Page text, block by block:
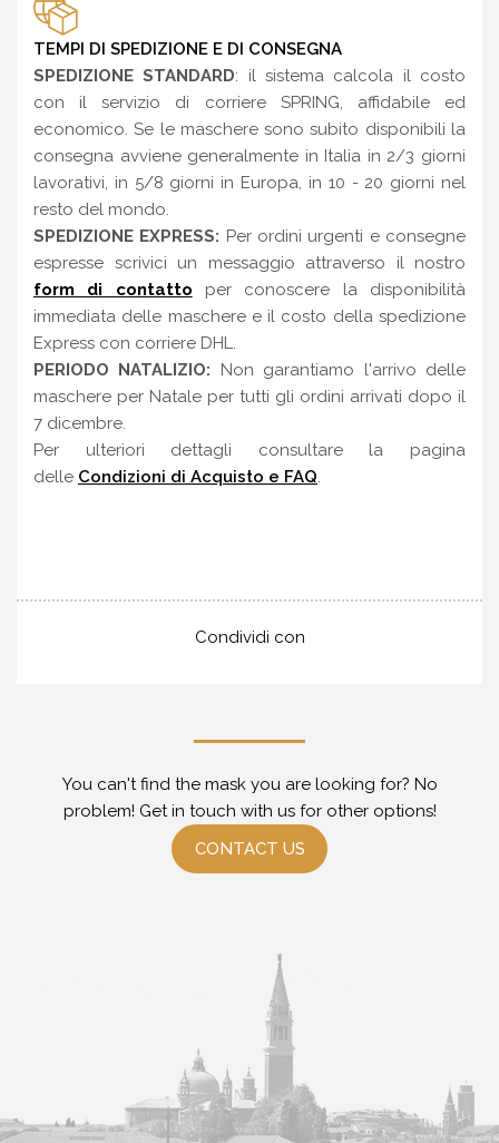
TEMPI DI SPEDIZIONE E DI CONSEGNA
SPEDIZIONE STANDARD: il sistema calcola il costo
con il servizio di corriere SPRING, affidabile ed
economico. Se le maschere sono subito disponibili la
consegna avviene generalmente in Italia in 2/3 giorni
lavorativi, in 5/8 giorni in Europa, in 10 - 20 giorni nel
resto del mondo.
SPEDIZIONE EXPRESS: Per ordini urgenti e consegne
espresse scrivici un messaggio attraverso il nostro
form di contatto per conoscere la disponibilità
immediata delle maschere e il costo della spedizione
Express con corriere DHL.
PERIODO NATALIZIO: Non garantiamo l'arrivo delle
maschere per Natale per tutti gli ordini arrivati dopo il
7 dicembre.
Per ulteriori dettagli consultare la pagina
delle Condizioni di Acquisto e FAQ.
Condividi con
You can't find the mask you are looking for? No
problem! Get in touch with us for other options!
CONTACT US